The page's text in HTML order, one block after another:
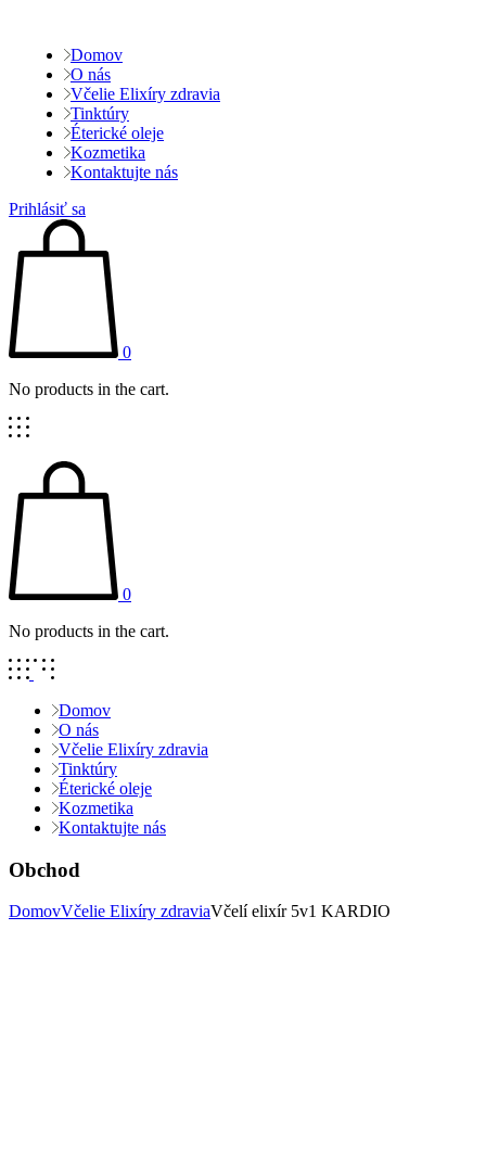
Domov
O nás
Včelie Elixíry zdravia
Tinktúry
Éterické oleje
Kozmetika
Kontaktujte nás
Prihlásiť sa
0
No products in the cart.
0
No products in the cart.
Domov
O nás
Včelie Elixíry zdravia
Tinktúry
Éterické oleje
Kozmetika
Kontaktujte nás
Obchod
DomovVčelie Elixíry zdraviaVčelí elixír 5v1 KARDIO